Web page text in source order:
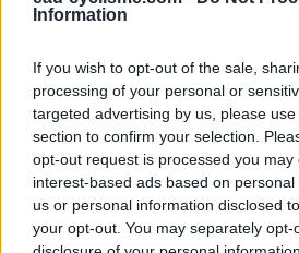
Information
If you wish to opt-out of the sale,
processing of your personal or
targeted advertising by us, please
section to confirm your selection.
opt-out request is processed you may
interest-based ads based on
us or personal information disclosed
your opt-out. You may separately
Plein centre de Bonrepos, sur la
il y a un robinet.
Repères visuels